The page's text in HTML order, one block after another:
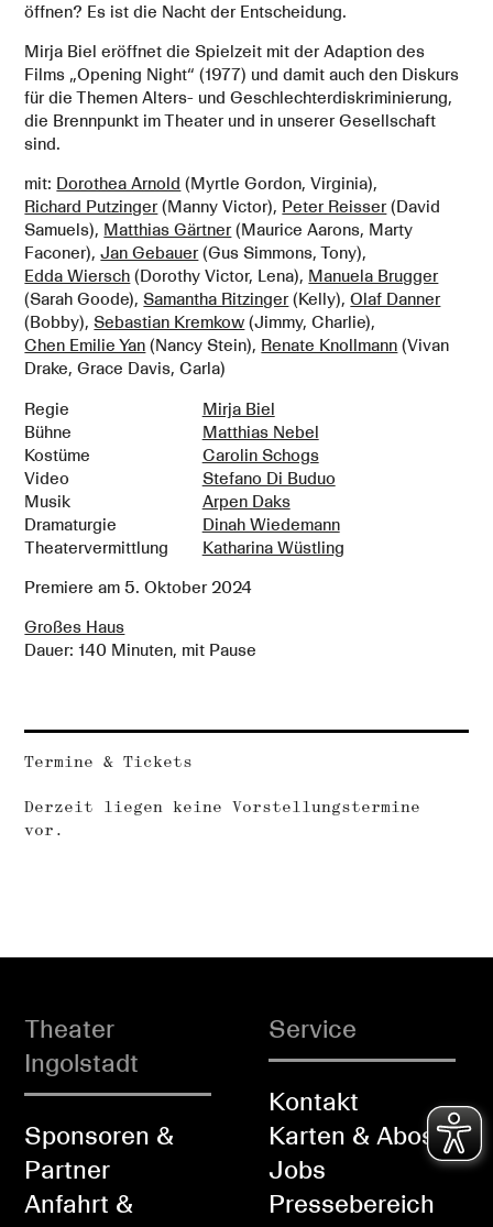
öffnen? Es ist die Nacht der Entscheidung.
Mirja Biel eröffnet die Spielzeit mit der Adaption des
Films „Opening Night“ (1977) und damit auch den Diskurs
für die Themen Alters- und Geschlechterdiskriminierung,
die Brennpunkt im Theater und in unserer Gesellschaft
sind.
mit: Dorothea Arnold (Myrtle Gordon, Virginia),
Richard Putzinger(Manny Victor), Peter Reisser(David
Samuels), Matthias Gärtner(Maurice Aarons, Marty
Faconer),Jan Gebauer(Gus Simmons, Tony),
Edda Wiersch (Dorothy Victor, Lena), Manuela Brugger
(Sarah Goode),Samantha Ritzinger(Kelly),Olaf Danner
(Bobby),Sebastian Kremkow (Jimmy, Charlie),
Chen Emilie Yan (Nancy Stein), Renate Knollmann (Vivan
Drake, Grace Davis, Carla)
Regie
Mirja Biel
Bühne
Matthias Nebel
Kostüme
Carolin Schogs
Video
Stefano Di Buduo
Musik
Arpen Daks
Dramaturgie
Dinah Wiedemann
Theatervermittlung
Katharina Wüstling
Premiere am5. Oktober 2024
Großes Haus
Dauer: 140 Minuten, mit Pause
Termine & Tickets
Derzeit liegen keine Vorstellungstermine
vor.
Theater
Ingolstadt
Sponsoren &
Partner
Anfahrt &
Service
Kontakt
Karten & Abos
Jobs
Pressebereich